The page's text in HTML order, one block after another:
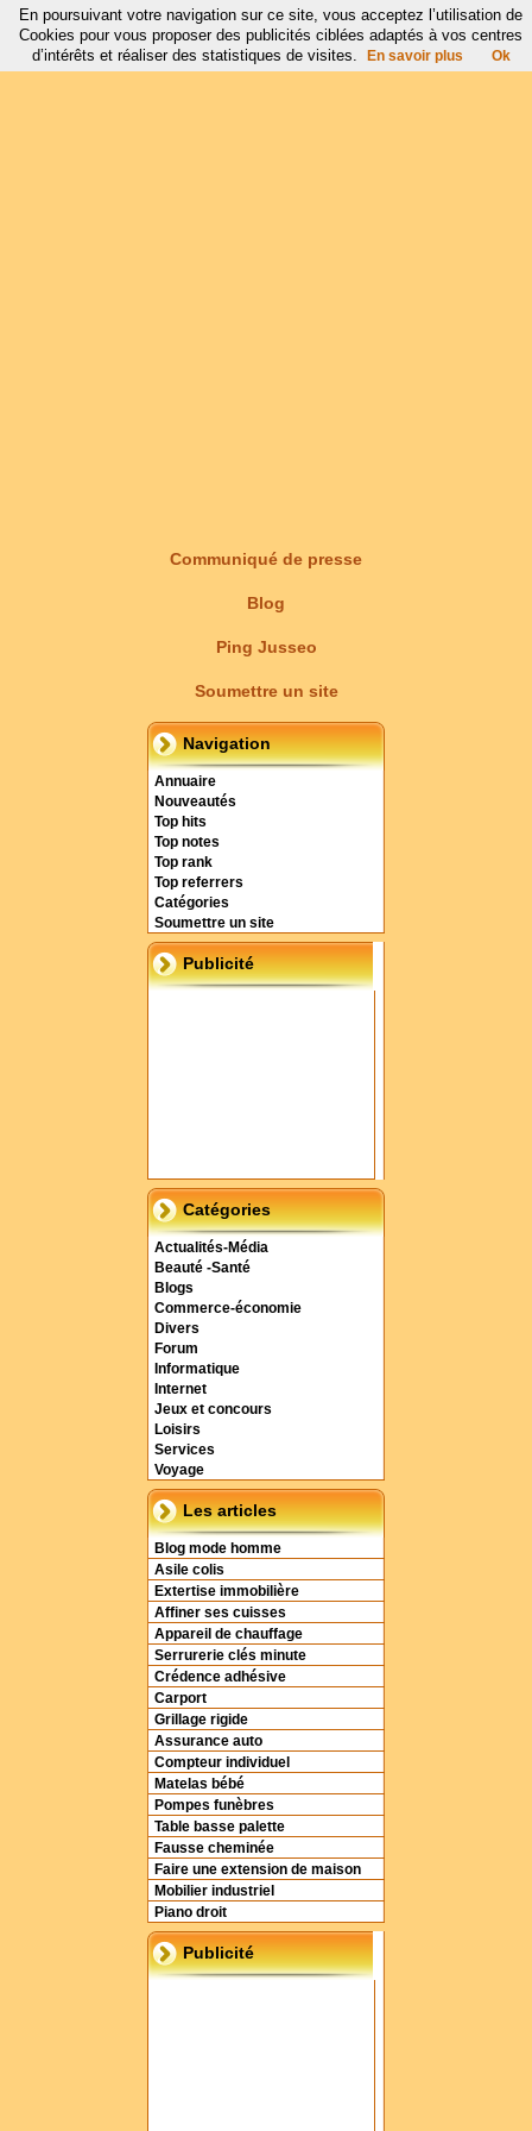
Communiqué de presse
Blog
Ping Jusseo
Soumettre un site
Navigation
Annuaire
Nouveautés
Top hits
Top notes
Top rank
Top referrers
Catégories
Soumettre un site
Publicité
Catégories
Actualités-Média
Beauté -Santé
Blogs
Commerce-économie
Divers
Forum
Informatique
Internet
Jeux et concours
Loisirs
Services
Voyage
Les articles
Blog mode homme
Asile colis
Extertise immobilière
Affiner ses cuisses
Appareil de chauffage
Serrurerie clés minute
Crédence adhésive
Carport
Grillage rigide
Assurance auto
Compteur individuel
Matelas bébé
Pompes funèbres
Table basse palette
Fausse cheminée
Faire une extension de maison
Mobilier industriel
Piano droit
Publicité
En poursuivant votre navigation sur ce site, vous acceptez l’utilisation de
Cookies pour vous proposer des publicités ciblées adaptés à vos centres
d’intérêts et réaliser des statistiques de visites.
En savoir plus Ok